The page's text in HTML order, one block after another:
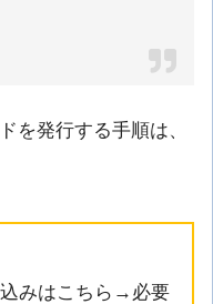
を発行する手順は、
みはこちら→必要